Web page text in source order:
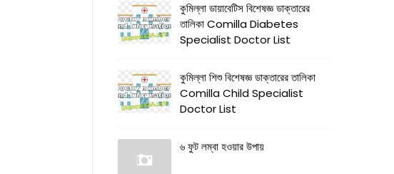
কুমিল্লা ডায়াবেটিস বিশেষজ্ঞ ডাক্তারের
তালিকা Comilla Diabetes
Specialist Doctor List
কুমিল্লা শিশু বিশেষজ্ঞ ডাক্তারের তালিকা
Comilla Child Specialist
Doctor List
৬ ফুট লম্বা হওয়ার উপায়